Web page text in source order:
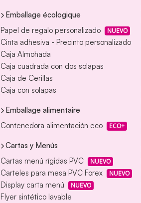
Emballage écologique
Papel de regalo personalizado
NUEVO
Cinta adhesiva - Precinto personalizado
Caja Almohada
Caja cuadrada con dos solapas
Caja de Cerillas
Caja con solapas
Emballage alimentaire
Contenedora alimentación eco
ECO+
Cartas y Menús
Cartas menú rígidas PVC
NUEVO
Carteles para mesa PVC Forex NUEVO
Display carta menú NUEVO
Flyer sintético lavable